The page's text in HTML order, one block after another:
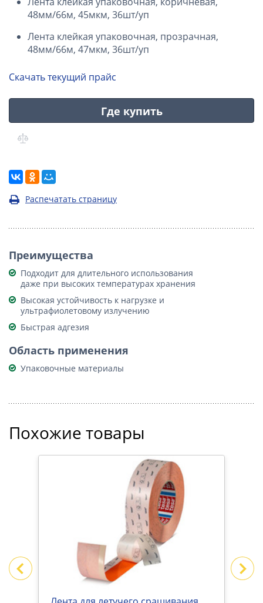
48мм/66м, 45мкм, 36шт/уп
Лента клейкая упаковочная, прозрачная,
48мм/66м, 47мкм, 36шт/уп
Скачать текущий прайс
Где купить
Распечатать страницу
Преимущества
Подходит для длительного использования
даже при высоких температурах хранения
Высокая устойчивость к нагрузке и
ультрафиолетовому излучению
Быстрая адгезия
Область применения
Упаковочные материалы
Похожие товары